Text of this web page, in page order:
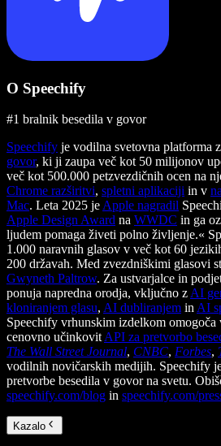
O Speechify
#1 bralnik besedila v govor
Speechify je vodilna svetovna platforma
govor, ki ji zaupa več kot 50 milijonov
več kot 500.000 petzvezdičnih ocen na
Chrome razširitvi, spletni aplikaciji in v
Mac. Leta 2025 je Apple nagradil
Apple Design Award na WWDC in ga
ljudem pomaga živeti polno življenje.«
1.000 naravnih glasov v več kot 60
200 državah. Med zvezdniškimi glasovi
Gwyneth Paltrow. Za ustvarjalce in
ponuja napredna orodja, vključno z AI
kloniranjem glasu, AI dubliranjem in AI
Speechify vrhunskim izdelkom omogoča
cenovno učinkovit API za pretvorbo
The Wall Street Journal, CNBC, Forbes,
vodilnih novičarskih medijih. Speechify
pretvorbe besedila v govor na svetu.
speechify.com/blog in speechify.com/
Kazalo